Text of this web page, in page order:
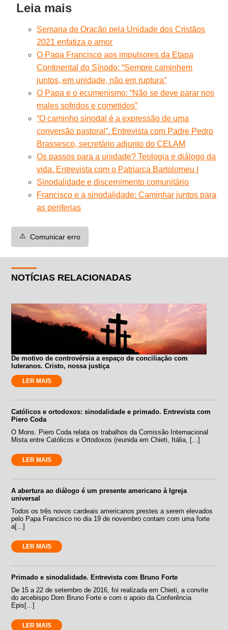
Leia mais
Semana de Oração pela Unidade dos Cristãos
2021 enfatiza o amor
O Papa Francisco aos impulsores da Etapa
Continental do Sínodo: “Sempre caminhem
juntos, em unidade, não em ruptura”
O Papa e o ecumenismo: “Não se deve parar nos
males sofridos e cometidos”
“O caminho sinodal é a expressão de uma
conversão pastoral”. Entrevista com Padre Pedro
Brassesco, secretário adjunto do CELAM
Os passos para a unidade? Teologia e diálogo da
vida. Entrevista com o Patriarca Bartolomeu I
Sinodalidade e discernimento comunitário
Francisco e a sinodalidade: Caminhar juntos para
as periferias
⚠️ Comunicar erro
NOTÍCIAS RELACIONADAS
De motivo de controvérsia a espaço de conciliação com
luteranos. Cristo, nossa justiça
LER MAIS
Católicos e ortodoxos: sinodalidade e primado. Entrevista com
Piero Coda
O Mons. Piero Coda relata os trabalhos da Comissão Internacional
Mista entre Católicos e Ortodoxos (reunida em Chieti, Itália, [...]
LER MAIS
A abertura ao diálogo é um presente americano à Igreja
universal
Todos os três novos cardeais americanos prestes a serem elevados
pelo Papa Francisco no dia 19 de novembro contam com uma forte
a[...]
LER MAIS
Primado e sinodalidade. Entrevista com Bruno Forte
De 15 a 22 de setembro de 2016, foi realizada em Chieti, a convite
do arcebispo Dom Bruno Forte e com o apoio da Conferência
Epis[...]
LER MAIS